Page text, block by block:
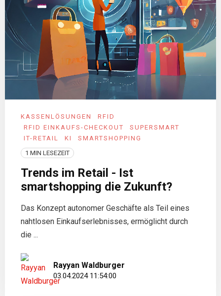
KASSENLÖSUNGEN
RFID
RFID EINKAUFS-CHECKOUT
SUPERSMART
IT-RETAIL
KI
SMARTSHOPPING
1 MIN LESEZEIT
Trends im Retail - Ist
smartshopping die Zukunft?
Das Konzept autonomer Geschäfte als Teil eines
nahtlosen Einkaufserlebnisses, ermöglicht durch
die ...
Rayyan Waldburger
03.04.2024 11:54:00